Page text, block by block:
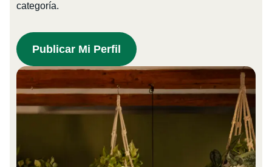
categoría.
Publicar Mi Perfil